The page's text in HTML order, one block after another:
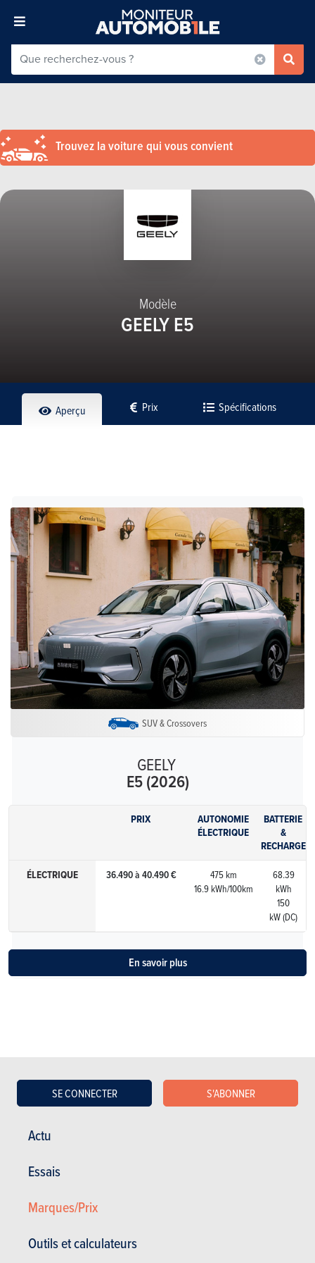
Actu
Essais
Marques/Prix
Outils et calculateurs
SE CONNECTER S'ABONNER
Trouvez la voiture qui vous convient
Modèle
GEELY E5
Aperçu Prix Spécifications
SUV & Crossovers
GEELY
E5 (2026)
PRIX
AUTONOMIE
ÉLECTRIQUE
BATTERIE
&
RECHARGE
ÉLECTRIQUE
36.490 à 40.490 €
475 km
16.9 kWh/100km
68.39
kWh
150
kW (DC)
En savoir plus
GEELY E5